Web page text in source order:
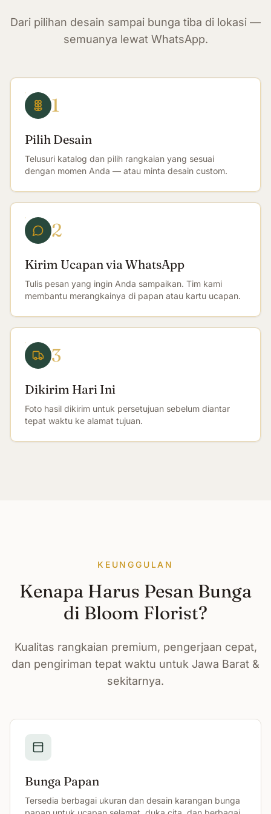
Dari pilihan desain sampai bunga tiba di lokasi —
semuanya lewat WhatsApp.
1
Pilih Desain
Telusuri katalog dan pilih rangkaian yang sesuai
dengan momen Anda — atau minta desain custom.
2
Kirim Ucapan via WhatsApp
Tulis pesan yang ingin Anda sampaikan. Tim kami
membantu merangkainya di papan atau kartu ucapan.
3
Dikirim Hari Ini
Foto hasil dikirim untuk persetujuan sebelum diantar
tepat waktu ke alamat tujuan.
KEUNGGULAN
Kenapa Harus Pesan Bunga
di Bloom Florist?
Kualitas rangkaian premium, pengerjaan cepat,
dan pengiriman tepat waktu untuk Jawa Barat &
sekitarnya.
Bunga Papan
Tersedia berbagai ukuran dan desain karangan bunga